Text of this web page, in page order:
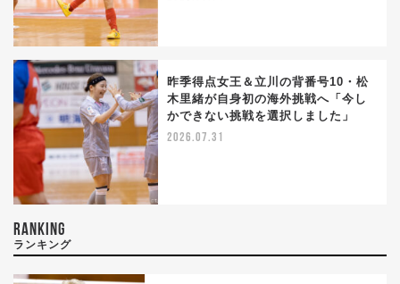
昨季得点女王＆立川の背番号10・松
木里緒が自身初の海外挑戦へ「今し
かできない挑戦を選択しました」
2026.07.31
RANKING
ランキング